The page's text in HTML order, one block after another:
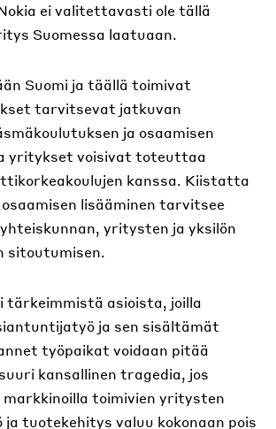
ei valitettavasti ole tällä
Suomessa laatuaan.
Suomi ja täällä toimivat
tarvitsevat jatkuvan
ja osaamisen
yritykset voisivat toteuttaa
kanssa. Kiistatta
lisääminen tarvitsee
yritysten ja yksilön
sitoutumisen.
tärkeimmistä asioista, joilla
ja sen sisältämät
työpaikat voidaan pitää
kansallinen tragedia, jos
markkinoilla toimivien yritysten
tuotekehitys valuu kokonaan pois